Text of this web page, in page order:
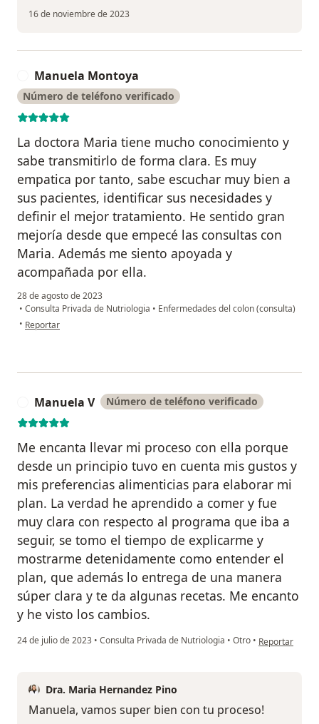
16 de noviembre de 2023
Manuela Montoya
Número de teléfono verificado
La doctora Maria tiene mucho conocimiento y
sabe transmitirlo de forma clara. Es muy
empatica por tanto, sabe escuchar muy bien a
sus pacientes, identificar sus necesidades y
definir el mejor tratamiento. He sentido gran
mejoría desde que empecé las consultas con
Maria. Además me siento apoyada y
acompañada por ella.
28 de agosto de 2023
• Consulta Privada de Nutriologia • Enfermedades del colon (consulta)
• en opinión del usuario Manuela Montoya
Reportar
Manuela V Número de teléfono verificado
Me encanta llevar mi proceso con ella porque
desde un principio tuvo en cuenta mis gustos y
mis preferencias alimenticias para elaborar mi
plan. La verdad he aprendido a comer y fue
muy clara con respecto al programa que iba a
seguir, se tomo el tiempo de explicarme y
mostrarme detenidamente como entender el
plan, que además lo entrega de una manera
súper clara y te da algunas recetas. Me encanto
y he visto los cambios.
24 de julio de 2023 • Consulta Privada de Nutriologia • Otro • en opinión del
Reportar
Dra. Maria Hernandez Pino
Manuela, vamos super bien con tu proceso!